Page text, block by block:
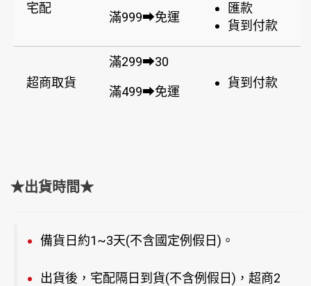
宅配
滿999➡免運
匯款
貨到付款
超商取貨
滿299➡30
滿499➡免運
貨到付款
★出貨時間★
備貨日約1~3天(不含國定例假日)。
出貨後，宅配隔日到貨(不含例假日)，超商2